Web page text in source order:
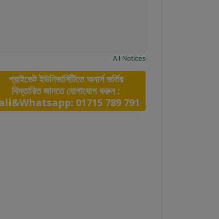
All Notices
প্রাইভেট ইউনিভার্সিটিতে অনার্স ভর্তির
বিস্তারিত জানতে যোগাযোগ করুন :
01715 789 791